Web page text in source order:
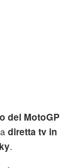
del MotoGP
diretta tv in
.